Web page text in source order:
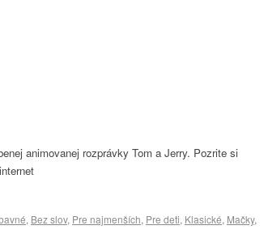
animovanej rozprávky Tom a Jerry. Pozrite si
, Bez slov, Pre najmenších, Pre deti, Klasické, Mačky,